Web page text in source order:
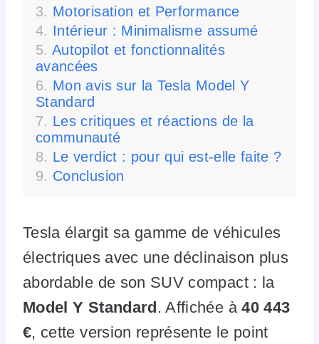
Motorisation et Performance
Intérieur : Minimalisme assumé
Autopilot et fonctionnalités
avancées
Mon avis sur la Tesla Model Y
Standard
Les critiques et réactions de la
communauté
Le verdict : pour qui est-elle faite ?
Conclusion
Tesla élargit sa gamme de véhicules
électriques avec une déclinaison plus
abordable de son SUV compact : la
Model Y Standard. Affichée à40 443
€, cette version représente le point